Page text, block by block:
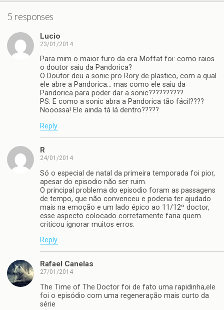
5 responses
Lucio
23/01/2014
Para mim o maior furo da era Moffat foi: como raios
o doutor saiu da Pandorica?
O Doutor deu a sonic pro Rory de plastico, com a qual
ele abre a Pandorica… mas como ele saiu da
Pandorica para poder dar a sonic??????????
PS: E como a sonic abra a Pandorica tão fácil????
Nooossa! Ele ainda tá lá dentro?????
Reply
R
24/01/2014
Só o especial de natal da primeira temporada foi pior,
apesar do episodio não ser ruim.
O principal problema do episodio foram as passagens
de tempo, que não convenceu e poderia ter ajudado
mais na emoção e um lado épico ao 11/12º doctor,
esse aspecto colocado corretamente faria quem
criticou ignorar muitos erros.
Reply
Rafael Canelas
27/01/2014
The Time of The Doctor foi de fato uma rapidinha,ele
foi o episódio com uma regeneração mais curto da
série